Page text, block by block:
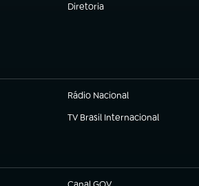
Diretoria
(abre em nova aba)
Rádio Nacional
TV Brasil Internacional
(abre em nova aba)